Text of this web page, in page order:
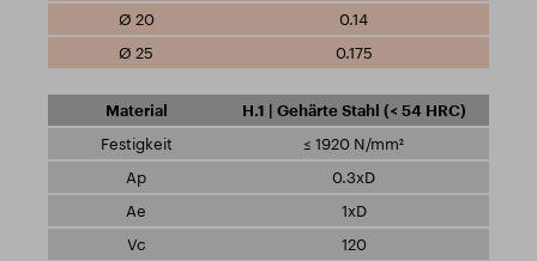
0.14
0.175
H.1 | Gehärte Stahl (< 54 HRC)
≤ 1920 N/mm²
0.3xD
1xD
120